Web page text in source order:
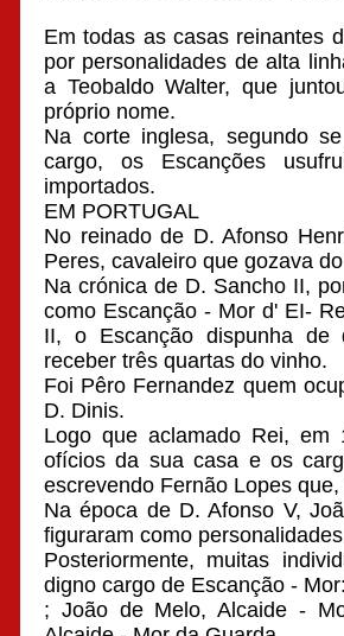
Em todas as casas reinantes
por personalidades de alta
a Teobaldo Walter, que
próprio nome.
Na corte inglesa, segundo
cargo, os Escanções
importados.
EM PORTUGAL
No reinado de D. Afonso
Peres, cavaleiro que gozava
Na crónica de D. Sancho II,
como Escanção - Mor d' EI-
II, o Escanção dispunha de
receber três quartas do vinho.
Foi Pêro Fernandez quem
D. Dinis.
Logo que aclamado Rei,
ofícios da sua casa e os
escrevendo Fernão Lopes
Na época de D. Afonso V,
figuraram como
Posteriormente, muitas
digno cargo de Escanção -
; João de Melo, Alcaide -